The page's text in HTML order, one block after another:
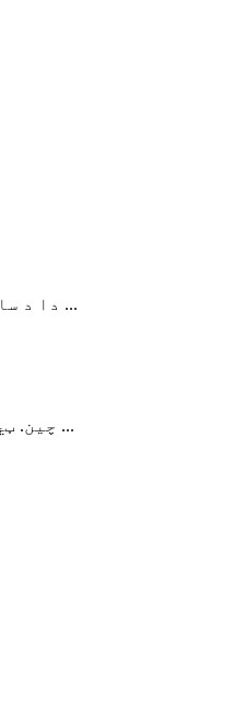
دا د ساختماني موفیل / لنډمهاله کټارې / د وړ وړ وطنگوو زده کړې په نوم هم ویل کیږي ...
هغه مواد: SS 201، SS 2013، SS304L، SS316، SS316L، SS313، SS347، SS347، Ss347، چین. ټي ...